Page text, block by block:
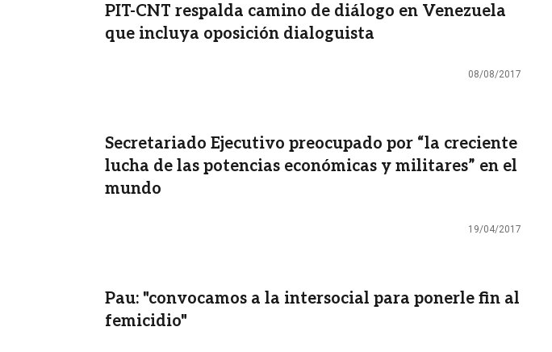
PIT-CNT respalda camino de diálogo en Venezuela
que incluya oposición dialoguista
08/08/2017
Secretariado Ejecutivo preocupado por “la creciente
lucha de las potencias económicas y militares” en el
mundo
19/04/2017
Pau: "convocamos a la intersocial para ponerle fin al
femicidio"